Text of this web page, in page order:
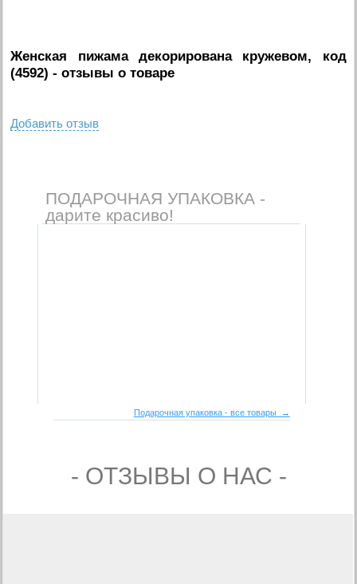
Женская пижама декорирована кружевом, код
(4592) - отзывы о товаре
Добавить отзыв
ПОДАРОЧНАЯ УПАКОВКА -
дарите красиво!
Подарочная упаковка - все товары →
- ОТЗЫВЫ О НАС -